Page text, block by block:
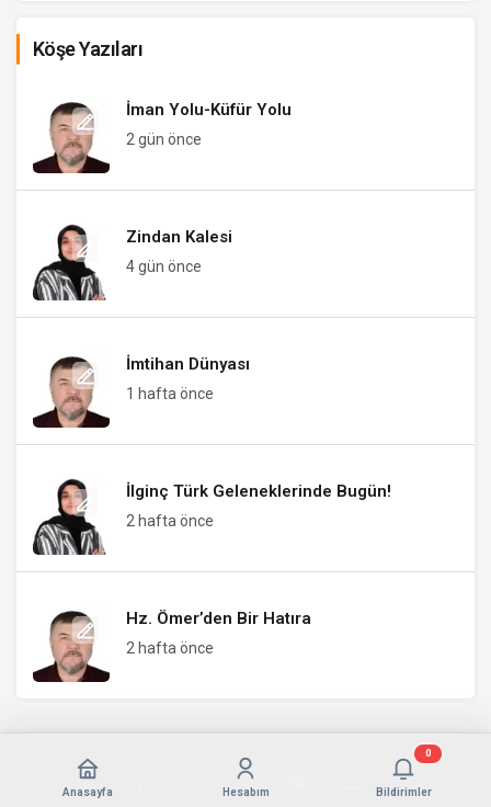
Köşe Yazıları
İman Yolu-Küfür Yolu
2 gün önce
Zindan Kalesi
4 gün önce
İmtihan Dünyası
1 hafta önce
İlginç Türk Geleneklerinde Bugün!
2 hafta önce
Hz. Ömer’den Bir Hatıra
2 hafta önce
Anasayfa Hesabım Bildirimler
0